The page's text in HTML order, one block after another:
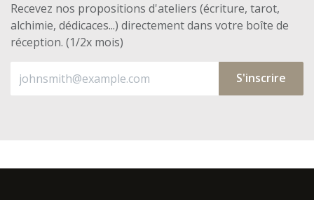
Recevez nos propositions d'ateliers (écriture, tarot,
alchimie, dédicaces...) directement dans votre boîte de
réception. (1/2x mois)
S'inscrire